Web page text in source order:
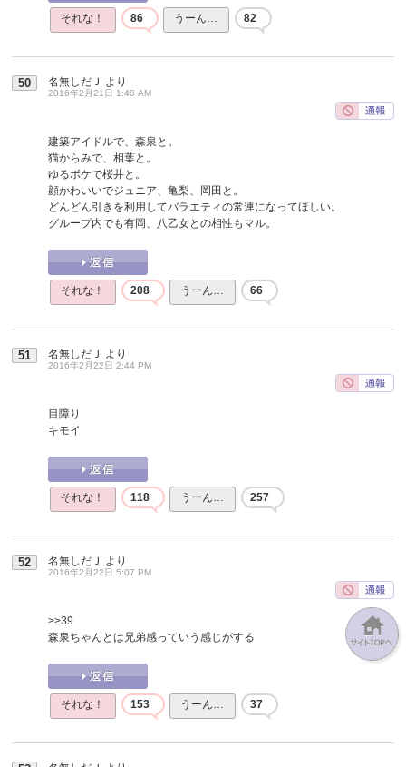
それな！ 86 うーん… 82
50 名無しだＪ より
2016年2月21日 1:48 AM
建築アイドルで、森泉と。
猫からみで、相葉と。
ゆるボケで桜井と。
顔かわいいでジュニア、亀梨、岡田と。
どんどん引きを利用してバラエティの常連になってほしい。
グループ内でも有岡、八乙女との相性もマル。
それな！ 208 うーん… 66
51 名無しだＪ より
2016年2月22日 2:44 PM
目障り
キモイ
それな！ 118 うーん… 257
52 名無しだＪ より
2016年2月22日 5:07 PM
>>39
森泉ちゃんとは兄弟感っていう感じがする
それな！ 153 うーん… 37